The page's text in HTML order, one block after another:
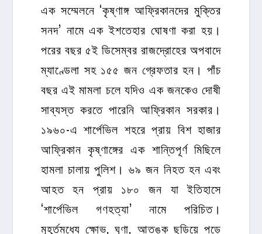
এক সম্মেলনে ‘কৃষ্ণাঙ্গ আফ্রিকানদের মুক্তির
সনদ’ নামে এক ইশতেহার ঘোষণা করা হয়।
পরের বছর ৫ই ডিসেম্বর রাজদ্রোহের অপবাদে
ম্যাণ্ডেলা সহ ১৫৫ জন গ্রেফতার হন। পাঁচ
বছর এই মামলা চলে যদিও এক জনকেও দোষী
সাব্যস্ত করতে পারেনি আফ্রিকান সরকার।
১৯৬০-এ শার্পেভিল শহরে প্রায় বিশ হাজার
আফ্রিকান কৃষ্ণাঙ্গের এক শান্তিপূর্ণ মিছিলে
হামলা চালায় পুলিশ। ৬৯ জন নিহত হন এবং
আহত হন প্রায় ১৮০ জন যা ইতিহাসে
‘শার্পেভিল গণহত্যা’ নামে পরিচিত।
মুহূর্তমধ্যে ক্ষোভ, ঘৃণা, আতঙ্ক ছড়িয়ে পড়ে